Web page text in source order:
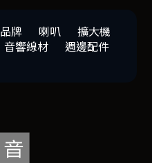
品牌 喇叭
擴大機
音響線材
週邊配件